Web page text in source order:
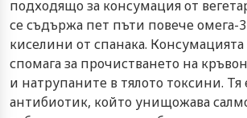
подходящо за консумация от
се съдържа пет пъти повече омега-
киселини от спанака.
спомага за прочистването на
и натрупаните в тялото токсини. Тя
антибиотик, който унищожава